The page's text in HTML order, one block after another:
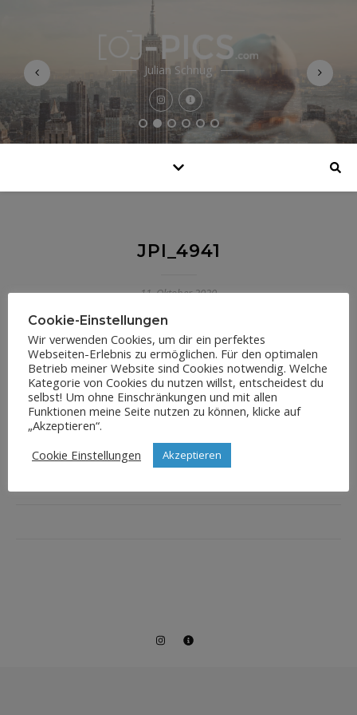
Julian Schnug
JPI_4941
11. Oktober 2020
Cookie-Einstellungen
Wir verwenden Cookies, um dir ein perfektes
Webseiten-Erlebnis zu ermöglichen. Für den optimalen
Betrieb meiner Website sind Cookies notwendig. Welche
Kategorie von Cookies du nutzen willst, entscheidest du
selbst! Um ohne Einschränkungen und mit allen
Funktionen meine Seite nutzen zu können, klicke auf
„Akzeptieren“.
Cookie Einstellungen
Akzeptieren